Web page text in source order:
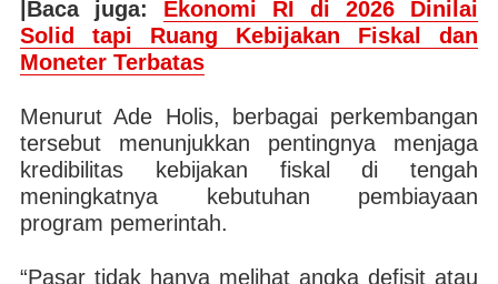
|Baca juga: Ekonomi RI di 2026 Dinilai
Solid tapi Ruang Kebijakan Fiskal dan
Moneter Terbatas
Menurut Ade Holis, berbagai perkembangan
tersebut menunjukkan pentingnya menjaga
kredibilitas kebijakan fiskal di tengah
meningkatnya kebutuhan pembiayaan
program pemerintah.
“Pasar tidak hanya melihat angka defisit atau